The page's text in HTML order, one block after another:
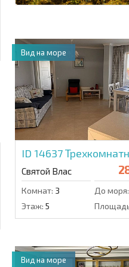
ID 14637
Святой Влас
Комнат: 3 До моря:
Этаж: 5
Вид на море
Вид на море